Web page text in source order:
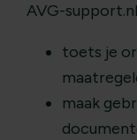
AVG-
toets je
maak